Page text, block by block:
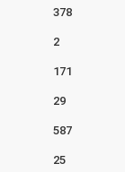
378
2
171
29
587
25